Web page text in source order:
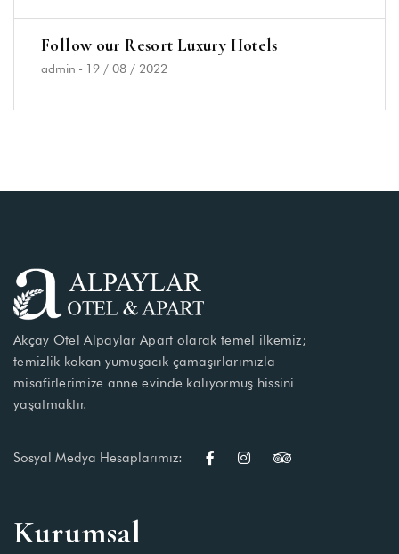
Follow our Resort Luxury Hotels
admin - 19 / 08 / 2022
Akçay Otel Alpaylar Apart olarak temel ilkemiz;
temizlik kokan yumuşacık çamaşırlarımızla
misafirlerimize anne evinde kalıyormuş hissini
yaşatmaktır.
Sosyal Medya Hesaplarımız:
Kurumsal